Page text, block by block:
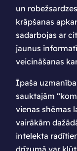
un
krāpšanas
sadarbojas ar
jaunus
veicināšanas
Īpaša
sauktajām
vienas shēmas
vairākām
intelekta